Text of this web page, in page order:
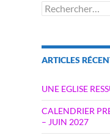
Rechercher :
ARTICLES
UNE EGLISE
CALENDRIER
– JUIN 2027